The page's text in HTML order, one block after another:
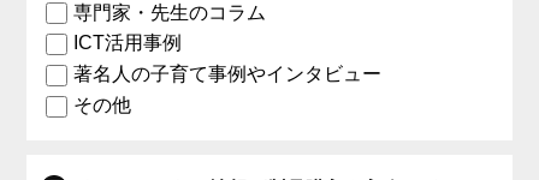
専門家・先生のコラム
ICT活用事例
著名人の子育て事例やインタビュー
その他